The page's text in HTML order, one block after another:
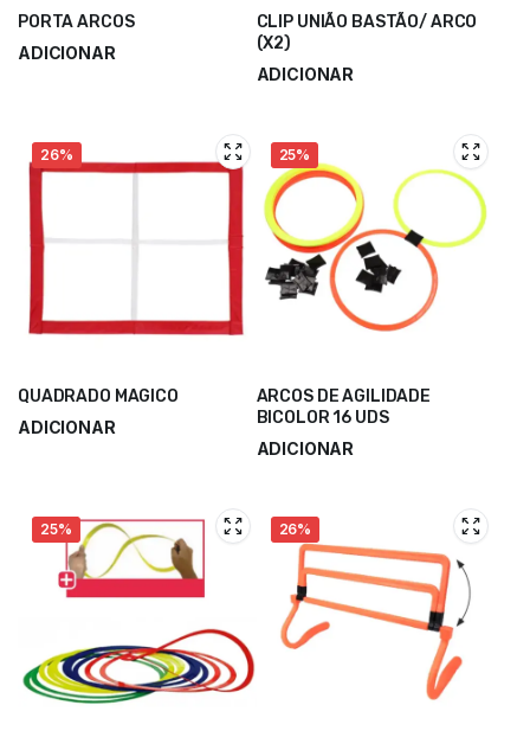
PORTA ARCOS
ADICIONAR
CLIP UNIÃO BASTÃO/ ARCO
(X2)
ADICIONAR
26%
QUADRADO MAGICO
ADICIONAR
25%
ARCOS DE AGILIDADE
BICOLOR 16 UDS
ADICIONAR
25% 26%